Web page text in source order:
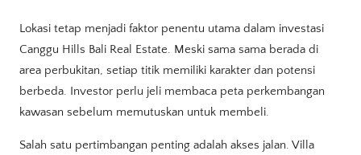
Lokasi tetap menjadi faktor penentu utama dalam investasi
Canggu Hills Bali Real Estate. Meski sama sama berada di
area perbukitan, setiap titik memiliki karakter dan potensi
berbeda. Investor perlu jeli membaca peta perkembangan
kawasan sebelum memutuskan untuk membeli.
Salah satu pertimbangan penting adalah akses jalan. Villa